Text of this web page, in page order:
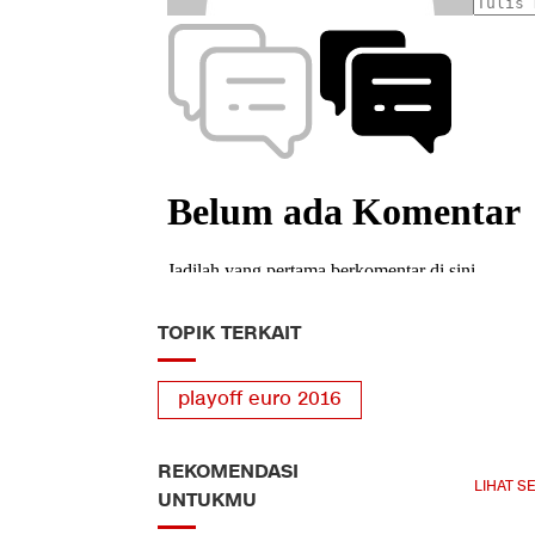
TOPIK TERKAIT
playoff euro 2016
REKOMENDASI
UNTUKMU
LIHAT